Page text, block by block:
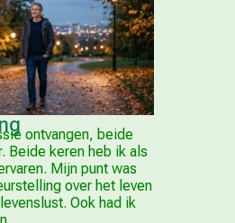
ontvangen, beide
Beide keren heb ik als
Mijn punt was
over het leven
Ook had ik